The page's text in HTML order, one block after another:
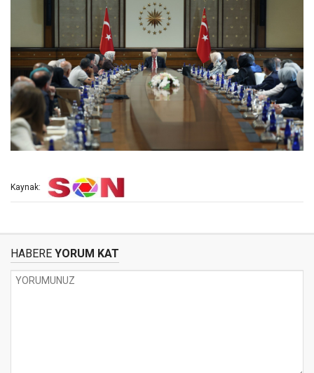
Kaynak:
HABERE YORUM KAT